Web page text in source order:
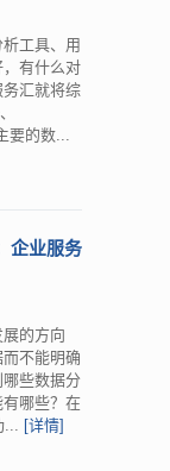
工具、用
有什么对
汇就将综
的数...
企业服务
的方向
不能明确
些数据分
哪些？在
[详情]